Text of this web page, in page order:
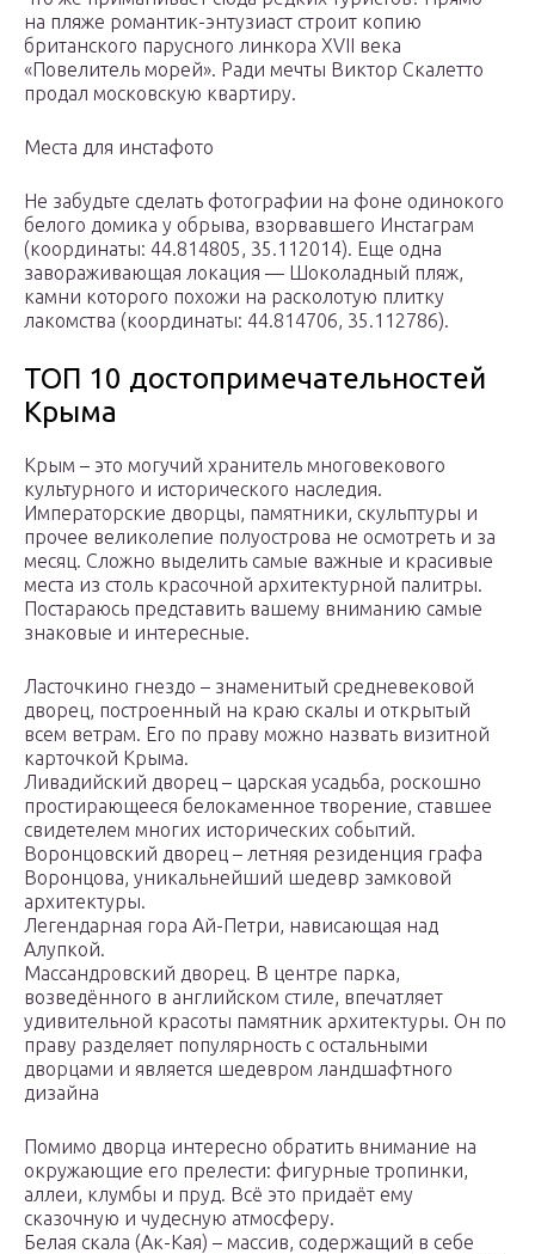
на пляже романтик-энтузиаст строит копию
британского парусного линкора XVII века
«Повелитель морей». Ради мечты Виктор Скалетто
продал московскую квартиру.
Места для инстафото
Не забудьте сделать фотографии на фоне одинокого
белого домика у обрыва, взорвавшего Инстаграм
(координаты: 44.814805, 35.112014). Еще одна
завораживающая локация — Шоколадный пляж,
камни которого похожи на расколотую плитку
лакомства (координаты: 44.814706, 35.112786).
ТОП 10 достопримечательностей
Крыма
Крым – это могучий хранитель многовекового
культурного и исторического наследия.
Императорские дворцы, памятники, скульптуры и
прочее великолепие полуострова не осмотреть и за
месяц. Сложно выделить самые важные и красивые
места из столь красочной архитектурной палитры.
Постараюсь представить вашему вниманию самые
знаковые и интересные.
Ласточкино гнездо – знаменитый средневековой
дворец, построенный на краю скалы и открытый
всем ветрам. Его по праву можно назвать визитной
карточкой Крыма.
Ливадийский дворец – царская усадьба, роскошно
простирающееся белокаменное творение, ставшее
свидетелем многих исторических событий.
Воронцовский дворец – летняя резиденция графа
Воронцова, уникальнейший шедевр замковой
архитектуры.
Легендарная гора Ай-Петри, нависающая над
Алупкой.
Массандровский дворец. В центре парка,
возведённого в английском стиле, впечатляет
удивительной красоты памятник архитектуры. Он по
праву разделяет популярность с остальными
дворцами и является шедевром ландшафтного
дизайна
Помимо дворца интересно обратить внимание на
окружающие его прелести: фигурные тропинки,
аллеи, клумбы и пруд. Всё это придаёт ему
сказочную и чудесную атмосферу.
Белая скала (Ак-Кая) – массив, содержащий в себе